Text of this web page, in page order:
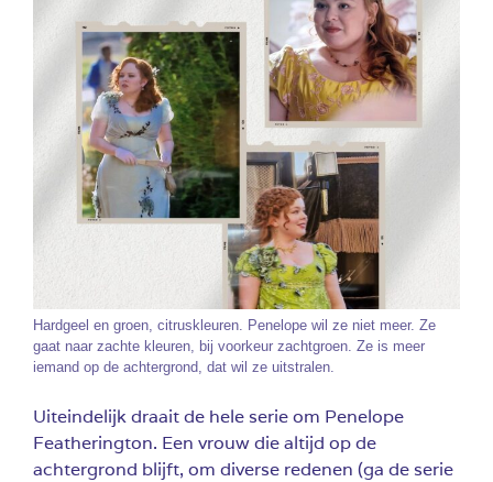
Hardgeel en groen, citruskleuren. Penelope wil ze niet meer. Ze
gaat naar zachte kleuren, bij voorkeur zachtgroen. Ze is meer
iemand op de achtergrond, dat wil ze uitstralen.
Uiteindelijk draait de hele serie om Penelope
Featherington. Een vrouw die altijd op de
achtergrond blijft, om diverse redenen (ga de serie